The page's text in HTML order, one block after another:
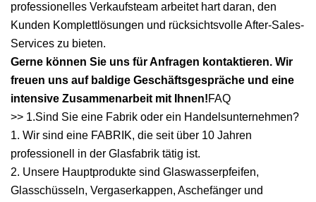
professionelles Verkaufsteam arbeitet hart daran, den
Kunden Komplettlösungen und rücksichtsvolle After-Sales-
Services zu bieten.
Gerne können Sie uns für Anfragen kontaktieren. Wir
freuen uns auf baldige Geschäftsgespräche und eine
intensive Zusammenarbeit mit Ihnen!FAQ
>> 1.Sind Sie eine Fabrik oder ein Handelsunternehmen?
1. Wir sind eine FABRIK, die seit über 10 Jahren
professionell in der Glasfabrik tätig ist.
2. Unsere Hauptprodukte sind Glaswasserpfeifen,
Glasschüsseln, Vergaserkappen, Aschefänger und